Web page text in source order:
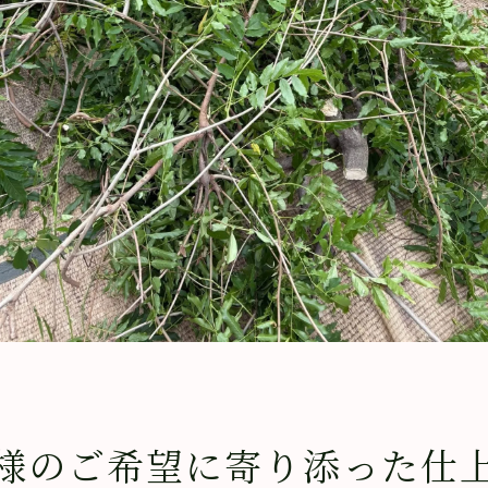
のご希望に寄り添った仕